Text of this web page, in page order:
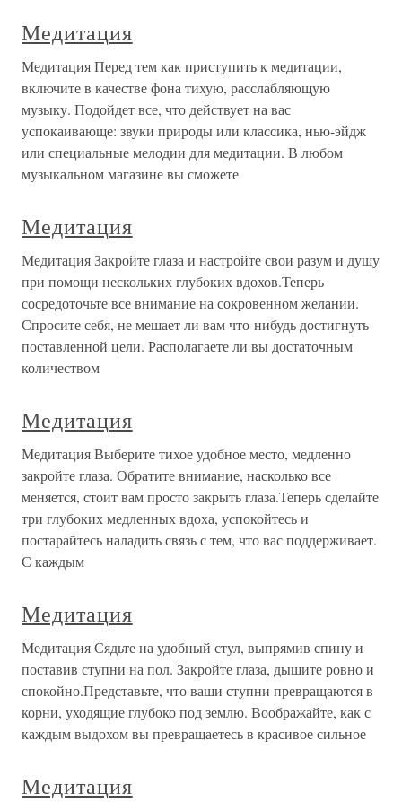
Медитация
Медитация Перед тем как приступить к медитации,
включите в качестве фона тихую, расслабляющую
музыку. Подойдет все, что действует на вас
успокаивающе: звуки природы или классика, нью-эйдж
или специальные мелодии для медитации. В любом
музыкальном магазине вы сможете
Медитация
Медитация Закройте глаза и настройте свои разум и душу
при помощи нескольких глубоких вдохов.Теперь
сосредоточьте все внимание на сокровенном желании.
Спросите себя, не мешает ли вам что-нибудь достигнуть
поставленной цели. Располагаете ли вы достаточным
количеством
Медитация
Медитация Выберите тихое удобное место, медленно
закройте глаза. Обратите внимание, насколько все
меняется, стоит вам просто закрыть глаза.Теперь сделайте
три глубоких медленных вдоха, успокойтесь и
постарайтесь наладить связь с тем, что вас поддерживает.
С каждым
Медитация
Медитация Сядьте на удобный стул, выпрямив спину и
поставив ступни на пол. Закройте глаза, дышите ровно и
спокойно.Представьте, что ваши ступни превращаются в
корни, уходящие глубоко под землю. Воображайте, как с
каждым выдохом вы превращаетесь в красивое сильное
Медитация